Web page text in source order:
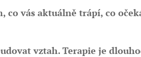
co vás aktuálně trápí, co
vztah. Terapie je